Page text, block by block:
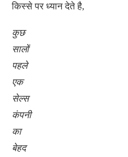
किस्से पर ध्यान देते है,
कुछ
सालों
पहले
एक
सेल्स
कंपनी
का
बेहद